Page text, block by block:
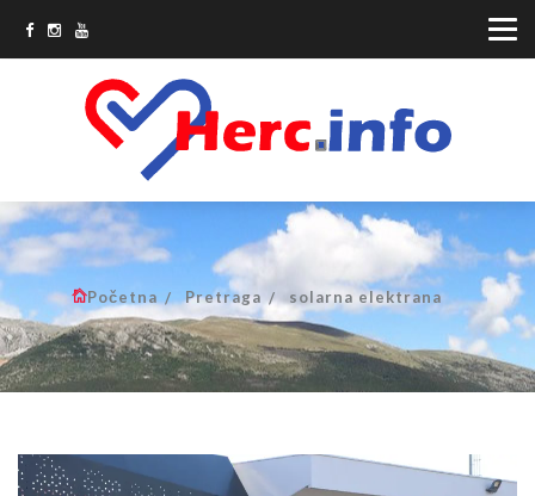
Početna Pretraga solarna elektrana